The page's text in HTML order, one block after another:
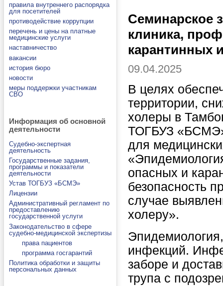
правила внутреннего распорядка
для посетителей
противодействие коррупции
перечень и цены на платные
медицинские услуги
наставничество
вакансии
история бюро
новости
меры поддержки участникам
СВО
Информация об основной
деятельности
Судебно-экспертная
деятельность
Государственные задания,
программы и показатели
деятельности
Устав ТОГБУЗ «БСМЭ»
Лицензии
Административный регламент по
предоставлению
государственной услуги
Законодательство в сфере
судебно-медицинской экспертизы
права пациентов
программа госгарантий
Политика обработки и защиты
персональных данных
Семинарское
клиника,
карантинных
09.04.2025
В целях
территории,
холеры в
ТОГБУЗ «БСМЭ»
для
опасных и
безопасность
случае
холеру».
инфекций.
заборе и
трупа с